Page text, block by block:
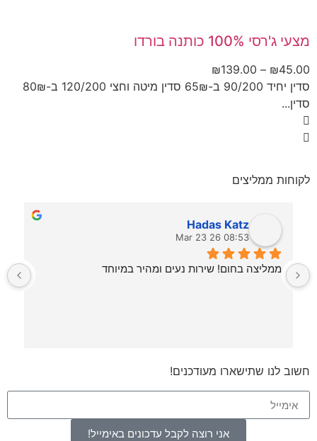
מצעי ג'רסי 100% כותנה בורדו
₪45.00
–
₪139.00
סדין יחיד 90/200 ב-65₪ סדין מיטה וחצי 120/200 ב-80₪
סדין...
לקוחות ממליצים
Hadas Katz
08:53 26 Mar 23
ממליצה בחום! שירות נעים ומהיר במיוחד
חשוב לנו שתישארו מעודכנים!
אני רוצה לקבל עדכונים באימייל!